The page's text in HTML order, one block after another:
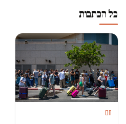
כל הכתבות
חם